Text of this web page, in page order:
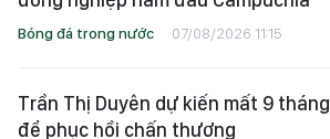
Bóng đá trong nước 07/08/2026 11:15
Trần Thị Duyên dự kiến mất 9 tháng
để phục hồi chấn thương